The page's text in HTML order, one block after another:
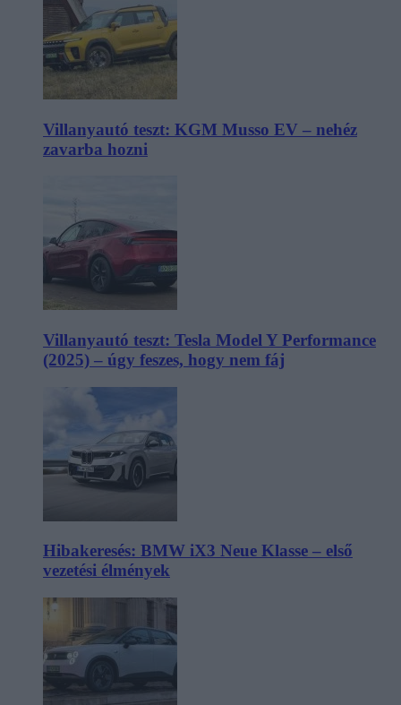
Villanyautó teszt: KGM Musso EV – nehéz
zavarba hozni
Villanyautó teszt: Tesla Model Y Performance
(2025) – úgy feszes, hogy nem fáj
Hibakeresés: BMW iX3 Neue Klasse – első
vezetési élmények